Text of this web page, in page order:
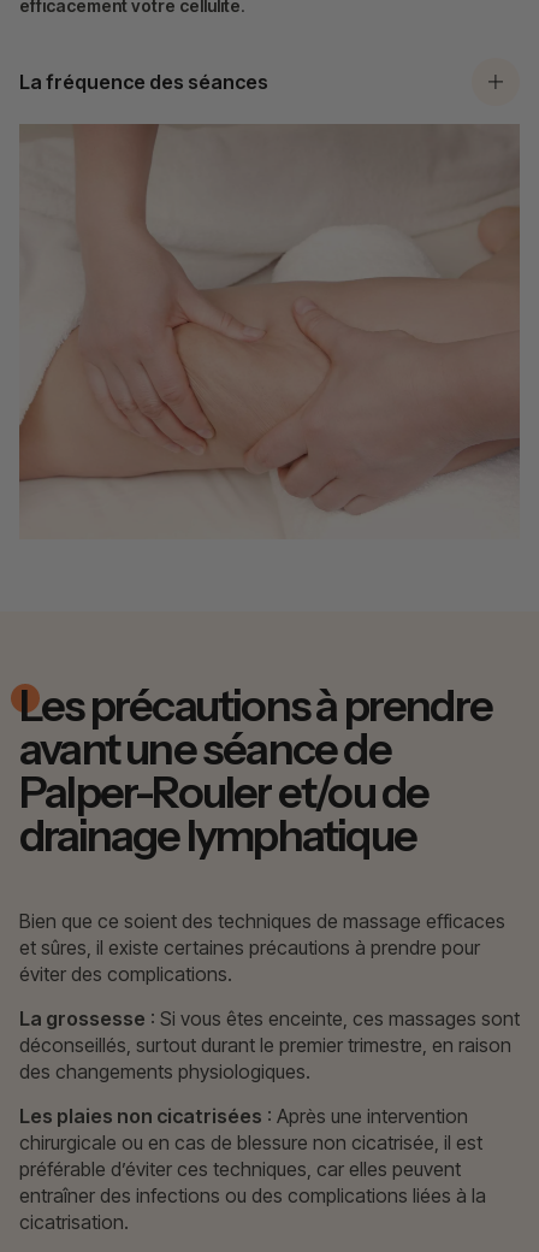
efficacement votre cellulite.
La fréquence des séances
Les précautions à prendre
avant une séance de
Palper-Rouler et/ou de
drainage lymphatique
Bien que ce soient des techniques de massage efficaces
et sûres, il existe certaines précautions à prendre pour
éviter des complications.
La grossesse : Si vous êtes enceinte, ces massages sont
déconseillés, surtout durant le premier trimestre, en raison
des changements physiologiques.
Les plaies non cicatrisées : Après une intervention
chirurgicale ou en cas de blessure non cicatrisée, il est
préférable d’éviter ces techniques, car elles peuvent
entraîner des infections ou des complications liées à la
cicatrisation.